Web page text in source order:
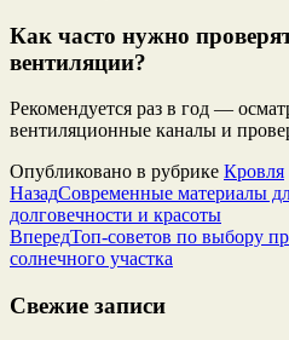
Как часто нужно
вентиляции?
Рекомендуется раз в год —
вентиляционные каналы и
Опубликовано в рубрике Кровля
НазадСовременные материалы
долговечности и красоты
ВпередТоп-советов по выбору
солнечного участка
Свежие записи